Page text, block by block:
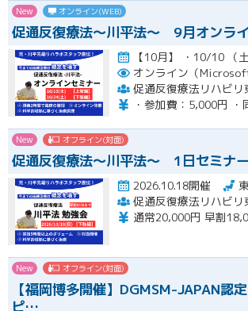
New オンライン(WEB)
促通反復療法〜川平法〜 9月オンラ
促通反復療法リハビリ
New オフライン(対面)
促通反復療法〜川平法〜 1日セミナー
2026.10.18開催
促通反復療法リハビリ
通常20,000円 早割
New オフライン(対面)
【福岡博多開催】DGMSM-JAPAN認
ピ…